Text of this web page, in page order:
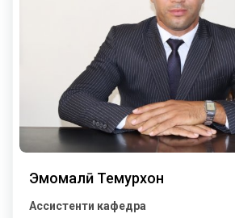
Эмомалӣ Темурхон
Ассистенти кафедра